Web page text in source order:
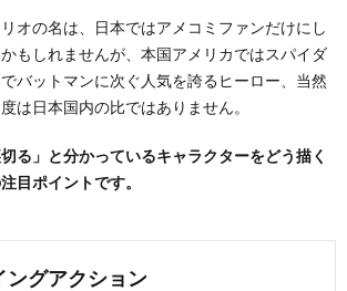
オの名は、日本ではアメコミファンだけにし
もしれませんが、本国アメリカではスパイダ
バットマンに次ぐ人気を誇るヒーロー、当然
は日本国内の比ではありません。
る」と分かっているキャラクターをどう描く
目ポイントです。
ングアクション